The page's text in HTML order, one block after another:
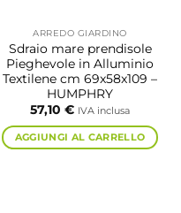
ARREDO GIARDINO
Sdraio mare prendisole
Pieghevole in Alluminio
Textilene cm 69x58x109 –
HUMPHRY
57,10 € IVA inclusa
AGGIUNGI AL CARRELLO